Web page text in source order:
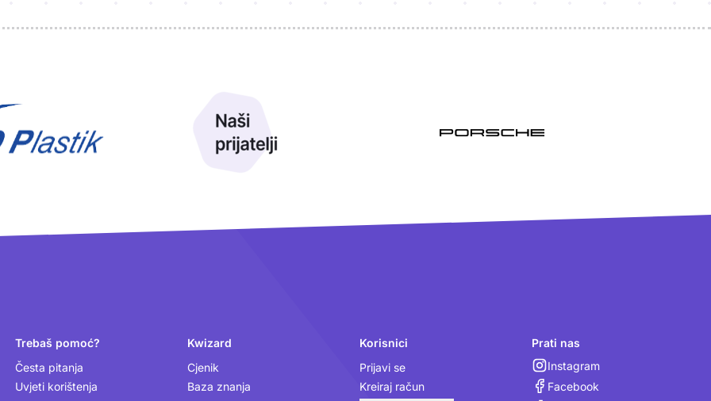
Trebaš pomoć?
Česta pitanja
Uvjeti korištenja
Kwizard
Cjenik
Baza znanja
Korisnici
Prijavi se
Kreiraj račun
Prati nas
Instagram
Facebook